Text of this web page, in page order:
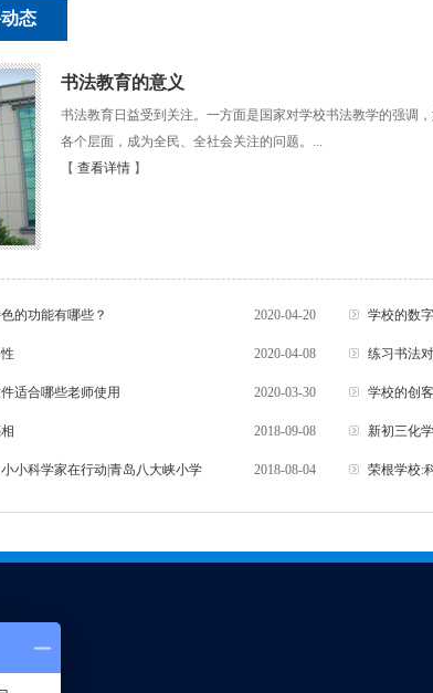
态
书法教育的意义
书法教育日益受到关注。一方面是国家对学校书法教学的强调
各个层面，成为全民、全社会关注的问题。...
【 查看详情 】
2020-04-20
的功能有哪些？ 学校的数
2020-04-08 练习书法
2020-03-30
适合哪些老师使用 学校的创
2018-09-08 新初三化
2018-08-04
小科学家在行动|青岛八大峡小学 荣根学校: